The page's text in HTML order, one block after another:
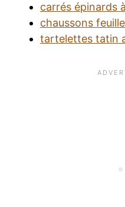
carrés épinards
chaussons
tartelettes tatin